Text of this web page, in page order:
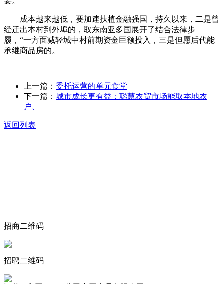
成本越来越低，要加速扶植金融强国，持久以来，二是曾
经迁出本村到外埠的，取东南亚多国展开了结合法律步
履，“一方面减轻城中村前期资金巨额投入，三是但愿后代能
承继商品房的。
上一篇： 委托运营的单元食堂
下一篇： 城市成长更有益：聪慧农贸市场能取本地农
户、
返回列表
招商二维码
招聘二维码